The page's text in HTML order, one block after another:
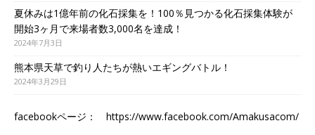
夏休みは1億年前の化石採集を！100％見つかる化石採集体験が
開始3ヶ月で来場者数3,000名を達成！
2024年7月3日
熊本県天草で釣り人たちが熱いエギングバトル！
2024年3月29日
facebookページ： https://www.facebook.com/Amakusacom/